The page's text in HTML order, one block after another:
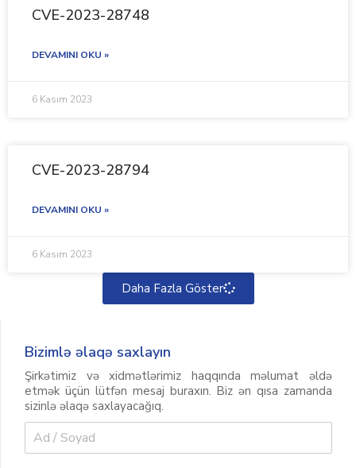
CVE-2023-28748
DEVAMINI OKU »
6 Kasım 2023
CVE-2023-28794
DEVAMINI OKU »
6 Kasım 2023
Daha Fazla Göster
Bizimlə əlaqə saxlayın
Şirkətimiz və xidmətlərimiz haqqında məlumat əldə
etmək üçün lütfən mesaj buraxın. Biz ən qısa zamanda
sizinlə əlaqə saxlayacağıq.